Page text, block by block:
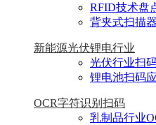
RFID技术盘
背夹式扫描
新能源光伏锂电行业
光伏行业扫
锂电池扫码
OCR字符识别扫码
乳制品行业